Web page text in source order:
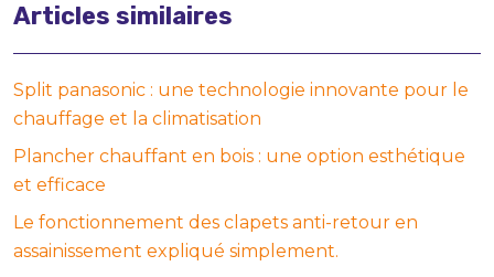
Articles similaires
Split panasonic : une technologie innovante pour le
chauffage et la climatisation
Plancher chauffant en bois : une option esthétique
et efficace
Le fonctionnement des clapets anti-retour en
assainissement expliqué simplement.